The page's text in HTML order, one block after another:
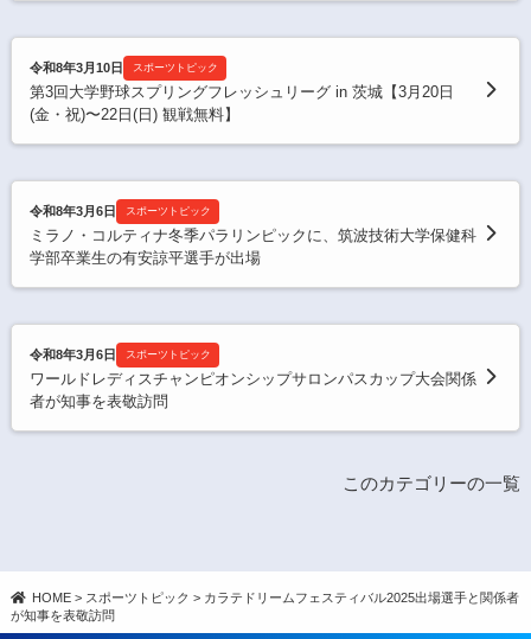
令和8年3月10日 スポーツトピック
第3回大学野球スプリングフレッシュリーグ in 茨城【3月20日
(金・祝)〜22日(日) 観戦無料】
令和8年3月6日 スポーツトピック
ミラノ・コルティナ冬季パラリンピックに、筑波技術大学保健科
学部卒業生の有安諒平選手が出場
令和8年3月6日 スポーツトピック
ワールドレディスチャンピオンシップサロンパスカップ大会関係
者が知事を表敬訪問
このカテゴリーの一覧
HOME > スポーツトピック > カラテドリームフェスティバル2025出場選手と関係者
が知事を表敬訪問